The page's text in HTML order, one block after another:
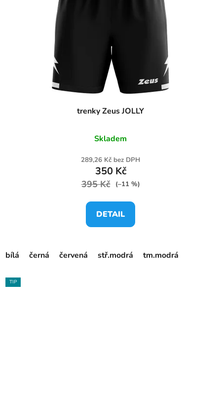
trenky Zeus JOLLY
Skladem
289,26 Kč bez DPH
350 Kč
395 Kč (–11 %)
DETAIL
bílá černá červená stř.modrá tm.modrá
TIP